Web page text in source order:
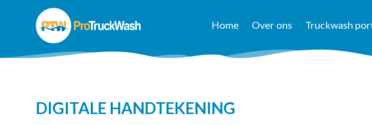
Home Over ons Truckwash
DIGITALE HANDTEKENING